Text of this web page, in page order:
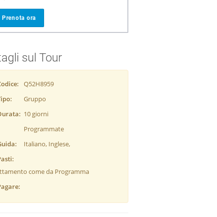
Prenota ora
sul Tour
Q52H8959
Gruppo
10 giorni
Programmate
Italiano, Inglese,
come da Programma